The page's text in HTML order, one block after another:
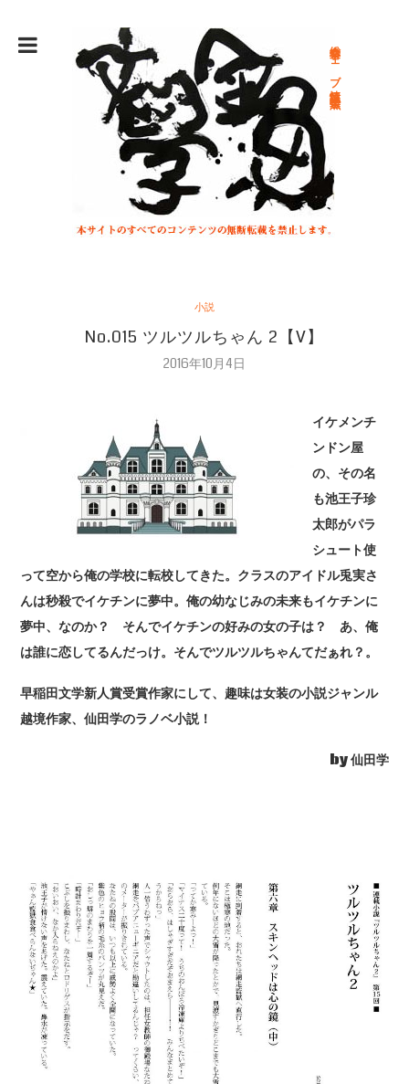
総合文学ウェブ情報誌 文学金魚
小説
No.015 ツルツルちゃん 2【V】
2016年10月4日
イケメンチ
ンドン屋
の、その名
も池王子珍
太郎がパラ
シュート使
って空から俺の学校に転校してきた。クラスのアイドル兎実さ
んは秒殺でイケチンに夢中。俺の幼なじみの未来もイケチンに
夢中、なのか？ そんでイケチンの好みの女の子は？ あ、俺
は誰に恋してるんだっけ。そんでツルツルちゃんてだぁれ？。
早稲田文学新人賞受賞作家にして、趣味は女装の小説ジャンル
越境作家、仙田学のラノベ小説！
by 仙田学